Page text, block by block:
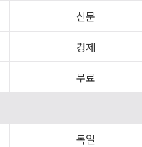
신문
경제
무료
독일